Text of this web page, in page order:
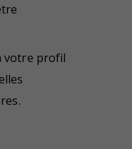
votre profil